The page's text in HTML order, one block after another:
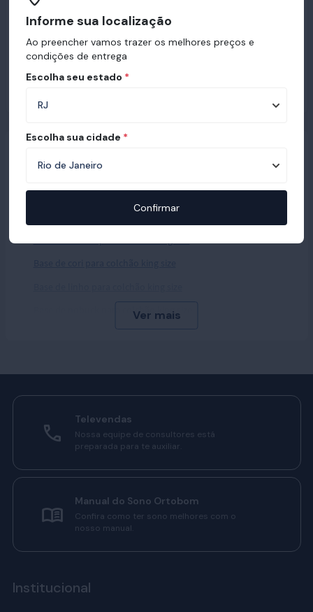
Veja também outras bases para colchão king size:
Base para colchão king size Sommier
Base de nobuck para colchão king size
Televendas
Nossa equipe de consultores está
preparada para te auxiliar.
Manual do Sono Ortobom
Confira como ter sono melhores com o
nosso manual.
Institucional
Informe sua localização
Ao preencher vamos trazer os melhores preços e
condições de entrega
Escolha seu estado *
Escolha sua cidade *
Confirmar